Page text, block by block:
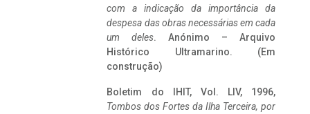
com a indicação da importância da
despesa das obras necessárias em cada
um deles. Anónimo – Arquivo
Histórico Ultramarino. (Em
construção)
Boletim do IHIT, Vol. LIV, 1996,
Tombos dos Fortes da Ilha Terceira, por